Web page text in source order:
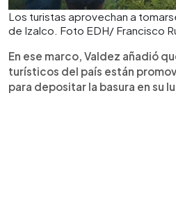
Los turistas aprovechan a
de Izalco. Foto EDH/ Francisco
En ese marco, Valdez añadió
turísticos del país están
para depositar la basura en su